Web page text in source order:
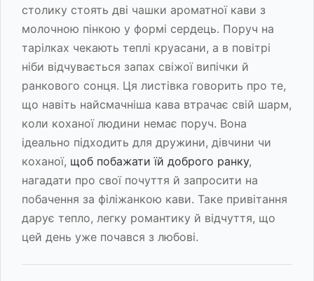
столику стоять дві чашки ароматної кави з
молочною пінкою у формі сердець. Поруч на
тарілках чекають теплі круасани, а в повітрі
ніби відчувається запах свіжої випічки й
ранкового сонця. Ця листівка говорить про те,
що навіть найсмачніша кава втрачає свій шарм,
коли коханої людини немає поруч. Вона
ідеально підходить для дружини, дівчини чи
коханої, щоб побажати їй доброго ранку,
нагадати про свої почуття й запросити на
побачення за філіжанкою кави. Таке привітання
дарує тепло, легку романтику й відчуття, що
цей день уже почався з любові.